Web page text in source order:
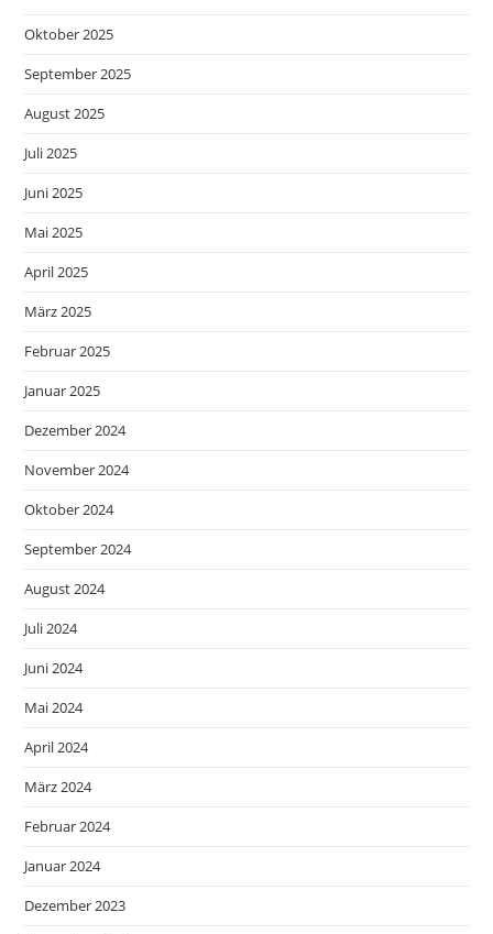
Oktober 2025
September 2025
August 2025
Juli 2025
Juni 2025
Mai 2025
April 2025
März 2025
Februar 2025
Januar 2025
Dezember 2024
November 2024
Oktober 2024
September 2024
August 2024
Juli 2024
Juni 2024
Mai 2024
April 2024
März 2024
Februar 2024
Januar 2024
Dezember 2023